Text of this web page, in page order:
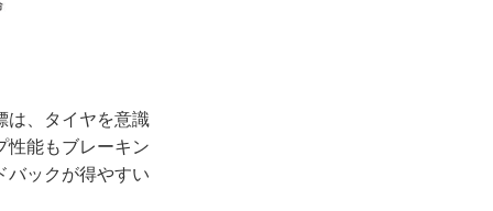
は、タイヤを意識
性能もブレーキン
バックが得やすい